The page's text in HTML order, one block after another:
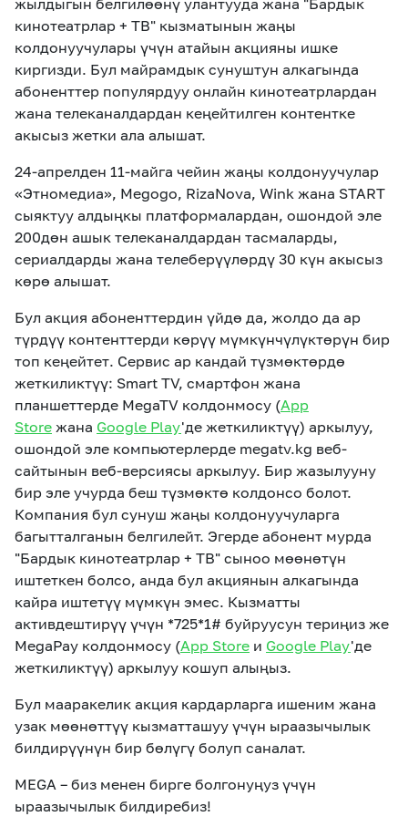
жылдыгын белгилөөнү улантууда жана "Бардык
кинотеатрлар + ТВ" кызматынын жаңы
колдонуучулары үчүн атайын акцияны ишке
киргизди. Бул майрамдык сунуштун алкагында
абоненттер популярдуу онлайн кинотеатрлардан
жана телеканалдардан кеңейтилген контентке
акысыз жетки ала алышат.
24-апрелден 11-майга чейин жаңы колдонуучулар
«Этномедиа», Megogo, RizaNova, Wink жана START
сыяктуу алдыңкы платформалардан, ошондой эле
200дөн ашык телеканалдардан тасмаларды,
сериалдарды жана телеберүүлөрдү 30 күн акысыз
көрө алышат.
Бул акция абоненттердин үйдө да, жолдо да ар
түрдүү контенттерди көрүү мүмкүнчүлүктөрүн бир
топ кеңейтет. Сервис ар кандай түзмөктөрдө
жеткиликтүү: Smart TV, смартфон жана
планшеттерде MegaTV колдонмосу (App
Store жана Google Play'де жеткиликтүү) аркылуу,
ошондой эле компьютерлерде megatv.kg веб-
сайтынын веб-версиясы аркылуу. Бир жазылууну
бир эле учурда беш түзмөктө колдонсо болот.
Компания бул сунуш жаңы колдонуучуларга
багытталганын белгилейт. Эгерде абонент мурда
"Бардык кинотеатрлар + ТВ" сыноо мөөнөтүн
иштеткен болсо, анда бул акциянын алкагында
кайра иштетүү мүмкүн эмес. Кызматты
активдештирүү үчүн *725*1# буйруусун териңиз же
MegaPay колдонмосу (App Store и Google Play'де
жеткиликтүү) аркылуу кошуп алыңыз.
Бул мааракелик акция кардарларга ишеним жана
узак мөөнөттүү кызматташуу үчүн ыраазычылык
билдирүүнүн бир бөлүгү болуп саналат.
MEGA – биз менен бирге болгонуңуз үчүн
ыраазычылык билдиребиз!